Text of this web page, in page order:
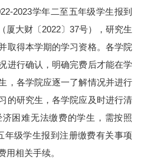
2023学年二至五年级学生报到
厦大财〔2022〕37号），研究生
取得本学期的学习资格。各学院
进行确认，明确完费后才能在学
，各学院应逐一了解情况并进行
的研究生，各学院应及时进行清
困难无法缴费的学生，需按照
年级学生报到注册缴费有关事项
用相关手续。